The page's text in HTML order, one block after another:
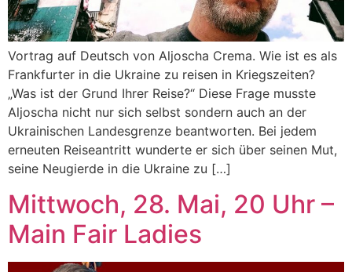
Vortrag auf Deutsch von Aljoscha Crema. Wie ist es als
Frankfurter in die Ukraine zu reisen in Kriegszeiten?
„Was ist der Grund Ihrer Reise?“ Diese Frage musste
Aljoscha nicht nur sich selbst sondern auch an der
Ukrainischen Landesgrenze beantworten. Bei jedem
erneuten Reiseantritt wunderte er sich über seinen Mut,
seine Neugierde in die Ukraine zu […]
Mittwoch, 28. Mai, 20 Uhr –
Main Fair Ladies